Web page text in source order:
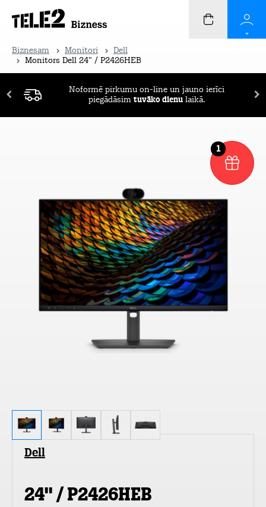
Biznesam Monitori
Dell
Monitors Dell 24" / P2426HEB
Noformē pirkumu on-line un jauno ierīci
piegādāsim tuvāko dienu laikā.
1
Dell
24" / P2426HEB